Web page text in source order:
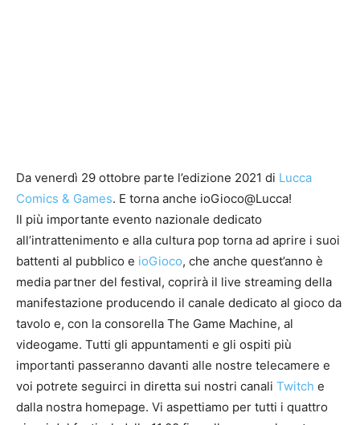
Da venerdì 29 ottobre parte l’edizione 2021 di Lucca
Comics & Games. E torna anche ioGioco@Lucca!
Il più importante evento nazionale dedicato
all’intrattenimento e alla cultura pop torna ad aprire i suoi
battenti al pubblico e ioGioco, che anche quest’anno è
media partner del festival, coprirà il live streaming della
manifestazione producendo il canale dedicato al gioco da
tavolo e, con la consorella The Game Machine, al
videogame. Tutti gli appuntamenti e gli ospiti più
importanti passeranno davanti alle nostre telecamere e
voi potrete seguirci in diretta sui nostri canali Twitch e
dalla nostra homepage. Vi aspettiamo per tutti i quattro